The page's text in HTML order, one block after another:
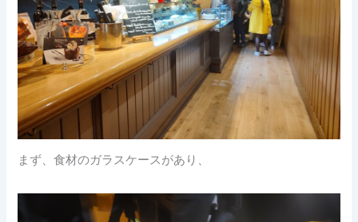
まず、食材のガラスケースがあり、